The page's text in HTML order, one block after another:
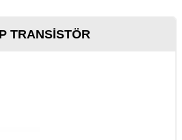
TRANSISTÖR